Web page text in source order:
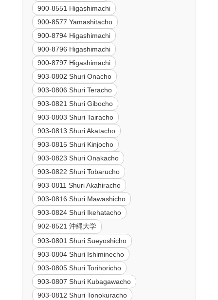
900-8551 Higashimachi
900-8577 Yamashitacho
900-8794 Higashimachi
900-8796 Higashimachi
900-8797 Higashimachi
903-0802 Shuri Onacho
903-0806 Shuri Teracho
903-0821 Shuri Gibocho
903-0803 Shuri Tairacho
903-0813 Shuri Akatacho
903-0815 Shuri Kinjocho
903-0823 Shuri Onakacho
903-0822 Shuri Tobarucho
903-0811 Shuri Akahiracho
903-0816 Shuri Mawashicho
903-0824 Shuri Ikehatacho
902-8521 沖縄大学
903-0801 Shuri Sueyoshicho
903-0804 Shuri Ishiminecho
903-0805 Shuri Torihoricho
903-0807 Shuri Kubagawacho
903-0812 Shuri Tonokuracho